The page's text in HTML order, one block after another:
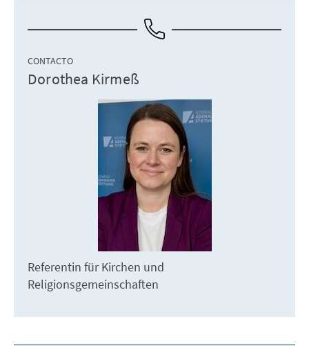
CONTACTO
Dorothea Kirmeß
Referentin für Kirchen und
Religionsgemeinschaften